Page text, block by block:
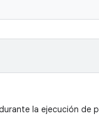
la ejecución de